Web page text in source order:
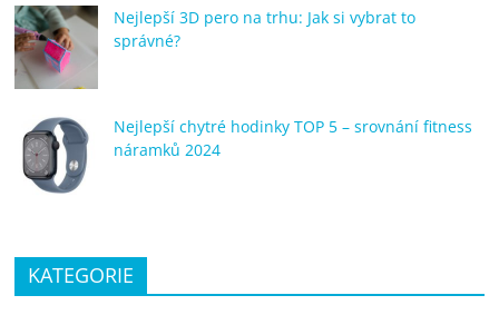
Nejlepší 3D pero na trhu: Jak si vybrat to
správné?
Nejlepší chytré hodinky TOP 5 – srovnání fitness
náramků 2024
KATEGORIE